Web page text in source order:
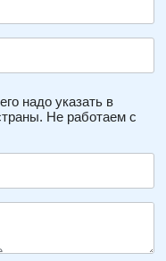
надо указать в
Не работаем с